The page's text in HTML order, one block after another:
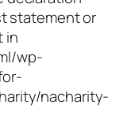
statement or
in
wp-
nacharity-